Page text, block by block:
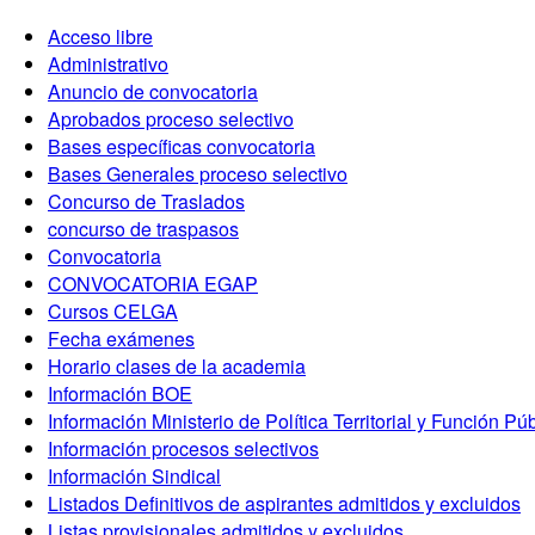
Acceso libre
Administrativo
Anuncio de convocatoria
Aprobados proceso selectivo
Bases específicas convocatoria
Bases Generales proceso selectivo
Concurso de Traslados
concurso de traspasos
Convocatoria
CONVOCATORIA EGAP
Cursos CELGA
Fecha exámenes
Horario clases de la academia
Información BOE
Información Ministerio de Política Territorial y Función
Información procesos selectivos
Información Sindical
Listados Definitivos de aspirantes admitidos y excluidos